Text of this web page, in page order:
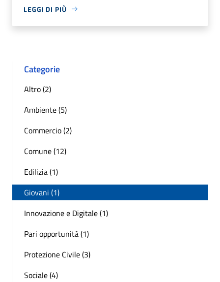
LEGGI DI PIÙ
Categorie
Altro (2)
Ambiente (5)
Commercio (2)
Comune (12)
Edilizia (1)
Giovani (1)
Innovazione e Digitale (1)
Pari opportunità (1)
Protezione Civile (3)
Sociale (4)